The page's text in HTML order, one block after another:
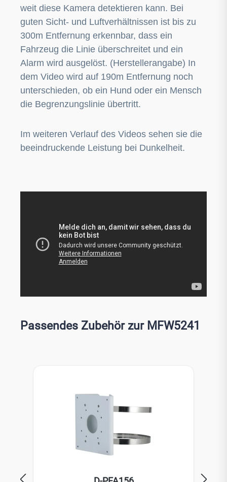
weit diese Kamera detektieren kann. Bei
guten Sicht- und Luftverhältnissen ist bis zu
300m Entfernung erkennbar, dass ein
Fahrzeug die Linie überschreitet und ein
Alarm wird ausgelöst. (Herstellerangabe) In
dem Video wird auf 190m Entfernung noch
unterschieden, ob ein Hund oder ein Mensch
die Begrenzungslinie übertritt.
Im weiteren Verlauf des Videos sehen sie die
beeindruckende Leistung bei Dunkelheit.
Passendes Zubehör zur MFW5241